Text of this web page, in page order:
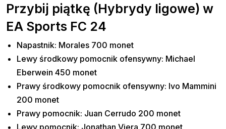
Przybij piątkę (Hybrydy ligowe) w
EA Sports FC 24
Napastnik: Morales 700 monet
Lewy środkowy pomocnik ofensywny: Michael
Eberwein 450 monet
Prawy środkowy pomocnik ofensywny: Ivo Mammini
200 monet
Prawy pomocnik: Juan Cerrudo 200 monet
Lewy pomocnik: Jonathan Viera 700 monet